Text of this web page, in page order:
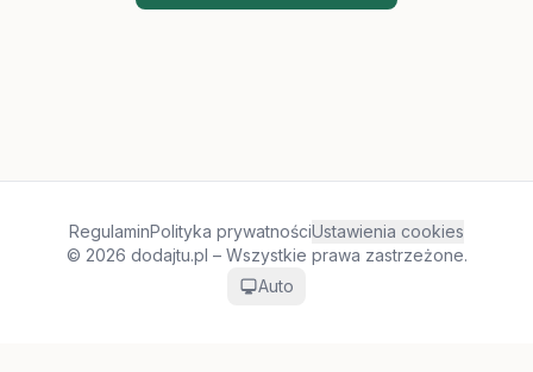
RegulaminPolityka prywatnościUstawienia cookies
© 2026 dodajtu.pl – Wszystkie prawa zastrzeżone.
Auto